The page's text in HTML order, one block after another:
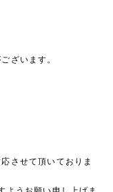
ざいます。
させて頂いておりま